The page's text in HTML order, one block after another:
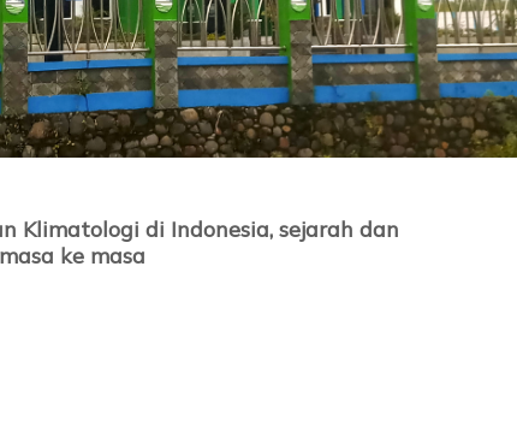
Klimatologi di Indonesia, sejarah dan
ke masa